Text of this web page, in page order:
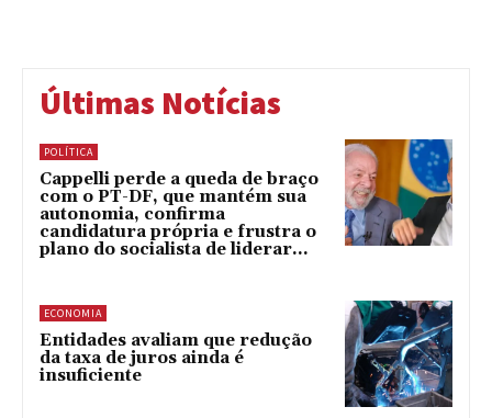
Últimas Notícias
POLÍTICA
Cappelli perde a queda de braço
com o PT-DF, que mantém sua
autonomia, confirma
candidatura própria e frustra o
plano do socialista de liderar...
ECONOMIA
Entidades avaliam que redução
da taxa de juros ainda é
insuficiente